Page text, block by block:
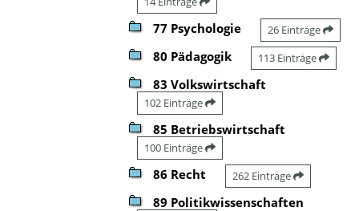
77 Psychologie 26 Einträge
80 Pädagogik 113 Einträge
83 Volkswirtschaft
102 Einträge
85 Betriebswirtschaft
100 Einträge
86 Recht 262 Einträge
89 Politikwissenschaften